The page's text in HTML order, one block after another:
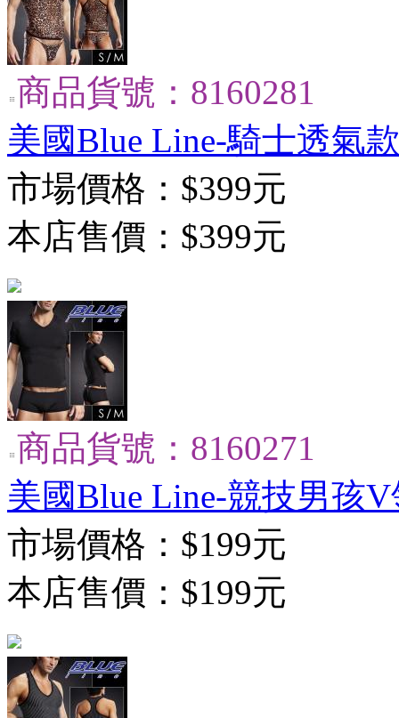
商品貨號：8160281
美國Blue Line-騎士透氣
市場價格： $399元
本店售價： $399元
商品貨號：8160271
美國Blue Line-競技男孩
市場價格： $199元
本店售價： $199元